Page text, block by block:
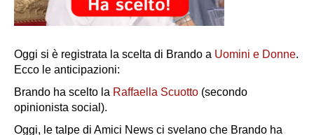
Oggi si è registrata la scelta di Brando a Uomini e Donne.
Ecco le anticipazioni:
Brando ha scelto la Raffaella Scuotto (secondo
opinionista social).
Oggi, le talpe di Amici News ci svelano che Brando ha